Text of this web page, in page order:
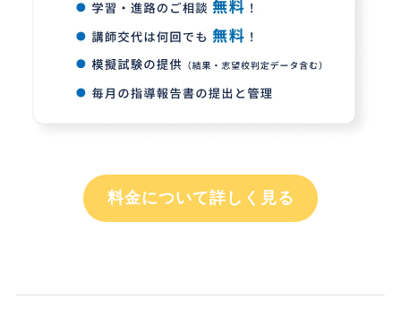
料金について詳しく見る